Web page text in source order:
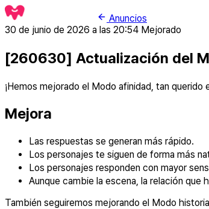
Anuncios
30 de junio de 2026 a las 20:54 Mejorado
[260630] Actualización del
¡Hemos mejorado el Modo afinidad, tan
Mejora
Las respuestas se generan más rápido.
Los personajes te siguen de forma más
Los personajes responden con mayor
Aunque cambie la escena, la relación que
También seguiremos mejorando el Modo